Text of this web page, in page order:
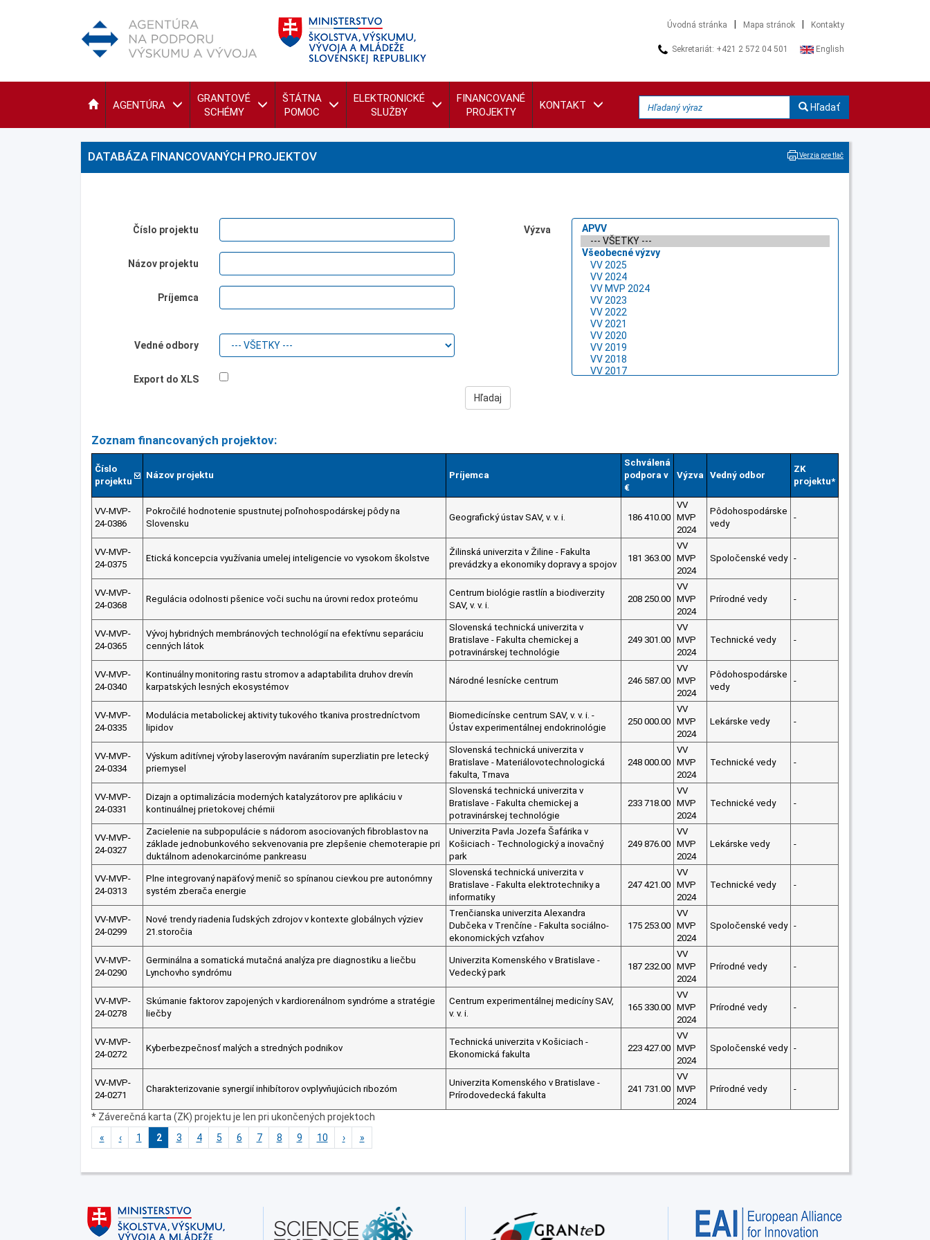
Úvodná stránka Mapa stránok Kontakty
Sekretariát: +421 2 572 04 501 English
AGENTÚRA
GRANTOVÉ
SCHÉMY
ŠTÁTNA
POMOC
ELEKTRONICKÉ
SLUŽBY
FINANCOVANÉ
PROJEKTY
KONTAKT Hľadať
DATABÁZA FINANCOVANÝCH PROJEKTOV Verzia pre tlač
Číslo projektu
Názov projektu
Príjemca
Vedné odbory
Export do XLS
Výzva
Zoznam financovaných projektov:
Číslo
projektu
Názov projektu Príjemca
Schválená
podpora v
€
Výzva Vedný odbor
ZK
projektu*
VV-MVP-
24-0386
Pokročilé hodnotenie spustnutej poľnohospodárskej pôdy na
Slovensku
Geografický ústav SAV, v. v. i. 186 410.00
VV
MVP
2024
Pôdohospodárske
vedy
-
VV-MVP-
24-0375
Etická koncepcia využívania umelej inteligencie vo vysokom školstve
Žilinská univerzita v Žiline - Fakulta
prevádzky a ekonomiky dopravy a spojov
181 363.00
VV
MVP
2024
Spoločenské vedy -
VV-MVP-
24-0368
Regulácia odolnosti pšenice voči suchu na úrovni redox proteómu
Centrum biológie rastlín a biodiverzity
SAV, v. v. i.
208 250.00
VV
MVP
2024
Prírodné vedy -
VV-MVP-
24-0365
Vývoj hybridných membránových technológií na efektívnu separáciu
cenných látok
Slovenská technická univerzita v
Bratislave - Fakulta chemickej a
potravinárskej technológie
249 301.00
VV
MVP
2024
Technické vedy -
VV-MVP-
24-0340
Kontinuálny monitoring rastu stromov a adaptabilita druhov drevín
karpatských lesných ekosystémov
Národné lesnícke centrum 246 587.00
VV
MVP
2024
Pôdohospodárske
vedy
-
VV-MVP-
24-0335
Modulácia metabolickej aktivity tukového tkaniva prostredníctvom
lipidov
Biomedicínske centrum SAV, v. v. i. -
Ústav experimentálnej endokrinológie
250 000.00
VV
MVP
2024
Lekárske vedy -
VV-MVP-
24-0334
Výskum aditívnej výroby laserovým naváraním superzliatin pre letecký
priemysel
Slovenská technická univerzita v
Bratislave - Materiálovotechnologická
fakulta, Trnava
248 000.00
VV
MVP
2024
Technické vedy -
VV-MVP-
24-0331
Dizajn a optimalizácia moderných katalyzátorov pre aplikáciu v
kontinuálnej prietokovej chémii
Slovenská technická univerzita v
Bratislave - Fakulta chemickej a
potravinárskej technológie
233 718.00
VV
MVP
2024
Technické vedy -
VV-MVP-
24-0327
Zacielenie na subpopulácie s nádorom asociovaných fibroblastov na
základe jednobunkového sekvenovania pre zlepšenie chemoterapie pri
duktálnom adenokarcinóme pankreasu
Univerzita Pavla Jozefa Šafárika v
Košiciach - Technologický a inovačný
park
249 876.00
VV
MVP
2024
Lekárske vedy -
VV-MVP-
24-0313
Plne integrovaný napäťový menič so spínanou cievkou pre autonómny
systém zberača energie
Slovenská technická univerzita v
Bratislave - Fakulta elektrotechniky a
informatiky
247 421.00
VV
MVP
2024
Technické vedy -
VV-MVP-
24-0299
Nové trendy riadenia ľudských zdrojov v kontexte globálnych výziev
21.storočia
Trenčianska univerzita Alexandra
Dubčeka v Trenčíne - Fakulta sociálno-
ekonomických vzťahov
175 253.00
VV
MVP
2024
Spoločenské vedy -
VV-MVP-
24-0290
Germinálna a somatická mutačná analýza pre diagnostiku a liečbu
Lynchovho syndrómu
Univerzita Komenského v Bratislave -
Vedecký park
187 232.00
VV
MVP
2024
Prírodné vedy -
VV-MVP-
24-0278
Skúmanie faktorov zapojených v kardiorenálnom syndróme a stratégie
liečby
Centrum experimentálnej medicíny SAV,
v. v. i.
165 330.00
VV
MVP
2024
Prírodné vedy -
VV-MVP-
24-0272
Kyberbezpečnosť malých a stredných podnikov
Technická univerzita v Košiciach -
Ekonomická fakulta
223 427.00
VV
MVP
2024
Spoločenské vedy -
VV-MVP-
24-0271
Charakterizovanie synergií inhibítorov ovplyvňujúcich ribozóm
Univerzita Komenského v Bratislave -
Prírodovedecká fakulta
241 731.00
VV
MVP
2024
Prírodné vedy -
* Záverečná karta (ZK) projektu je len pri ukončených projektoch
«
‹ 1 2 3 4 5 6 7 8 9 10 › »